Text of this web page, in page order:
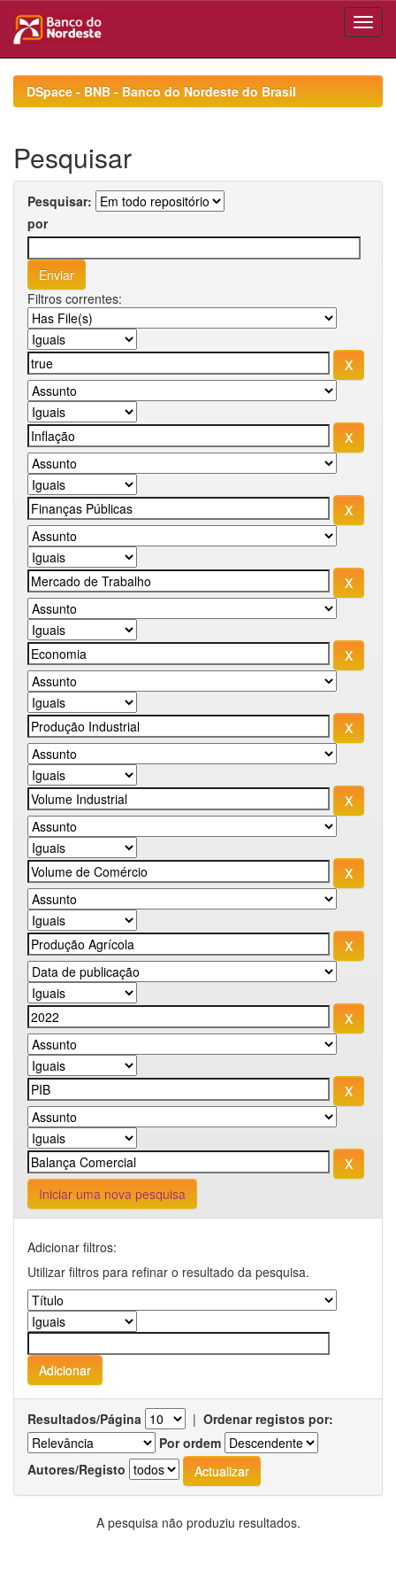
navigationDSpace - BNB - Banco do Nordeste do Brasil
Pesquisar
Pesquisar:
por
Filtros correntes:
Iniciar uma nova pesquisa
Adicionar filtros:
Utilizar filtros para refinar o resultado da pesquisa.
Resultados/Página | Ordenar registos por:
Por ordem
Autores/Registo
A pesquisa não produziu resultados.